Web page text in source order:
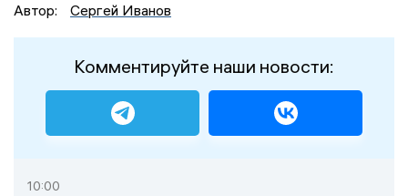
Автор:
Сергей Иванов
Комментируйте наши новости:
10:00